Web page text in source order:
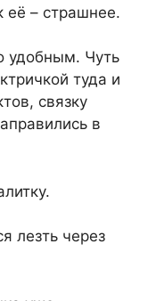
её – страшнее.
удобным. Чуть
туда и
связку
в
лезть через